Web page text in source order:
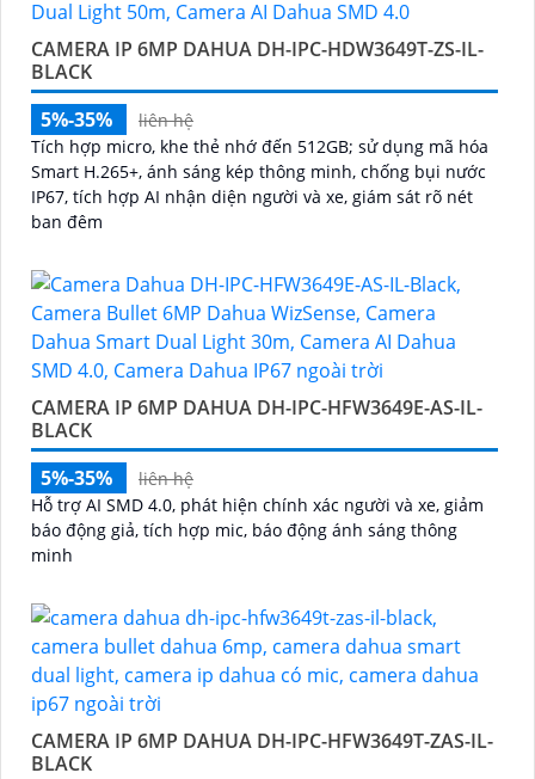
CAMERA IP 6MP DAHUA DH-IPC-HDW3649T-ZS-IL-
BLACK
5%-35%
liên hệ
Tích hợp micro, khe thẻ nhớ đến 512GB; sử dụng mã hóa
Smart H.265+, ánh sáng kép thông minh, chống bụi nước
IP67, tích hợp AI nhận diện người và xe, giám sát rõ nét
ban đêm
CAMERA IP 6MP DAHUA DH-IPC-HFW3649E-AS-IL-
BLACK
5%-35%
liên hệ
Hỗ trợ AI SMD 4.0, phát hiện chính xác người và xe, giảm
báo động giả, tích hợp mic, báo động ánh sáng thông
minh
CAMERA IP 6MP DAHUA DH-IPC-HFW3649T-ZAS-IL-
BLACK